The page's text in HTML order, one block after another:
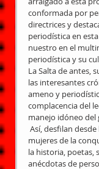
conformada por
directrices y
periodística en
nuestro en el
periodística y su
La Salta de antes,
las interesantes
ameno y
complacencia del
manejo idóneo del
mujeres de la
la historia, poetas,
anécdotas de